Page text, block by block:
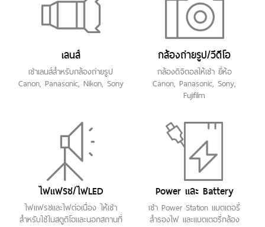
เลนส์
เช่าเลนส์สำหรับกล้องถ่ายรูป
Canon, Panasonic, Nikon, Sony
กล้องถ่ายรูป/วีดีโอ
กล้องดิจิตอลให้เช่า ยี่ห้อ
Canon, Panasonic, Sony,
Fujifilm
ไฟแฟรช/ไฟLED
ไฟแฟรชและไฟต่อเนื่อง ให้เช่า
สำหรับใช้ในสตูดิโอและนอกสถานที่
Power และ Battery
เช่า Power Station แบตเตอรี่
สำรองไฟ และแบตเตอรี่กล้อง